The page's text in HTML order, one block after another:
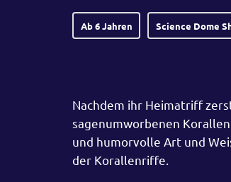
Ab 6 Jahren Science Dome
Nachdem ihr Heimatriff
sagenumworbenen
und humorvolle Art und
der Korallenriffe.